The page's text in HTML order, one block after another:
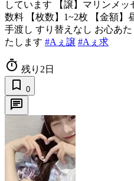
しています 【譲】マリンメッ
数料 【枚数】1~2枚 【金額】
手渡し すり替えなし お心あ
たします #Aぇ譲 #Aぇ求
timer 残り2日
bookmark_border 0
chat